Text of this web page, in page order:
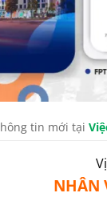
tin mới tại
NHÂN